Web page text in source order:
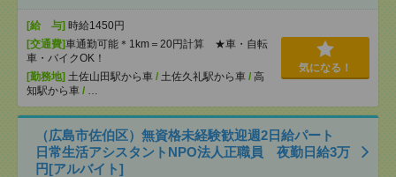
[給 与] 時給1450円
[交通費]車通勤可能＊1km＝20円計算 ★車・自転
車・バイクOK！
[勤務地] 土佐山田駅から車 / 土佐久礼駅から車 / 高
知駅から車 / …
気になる！
（広島市佐伯区）無資格未経験歓迎週2日給パート
日常生活アシスタントNPO法人正職員 夜勤日給3万
円[アルバイト]